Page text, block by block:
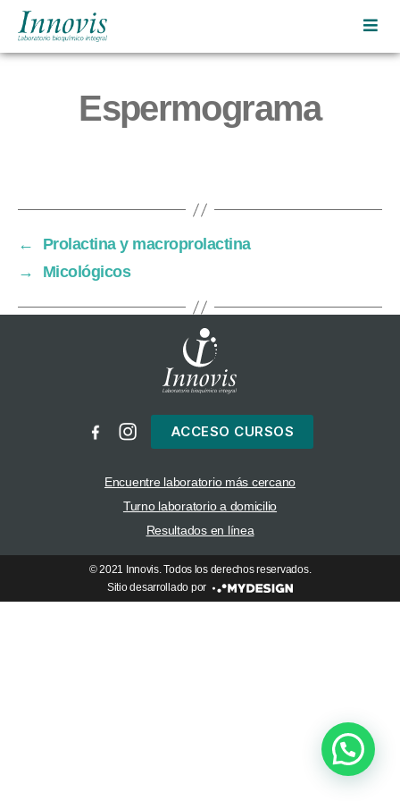
Innovis
bioquímicoEspermograma
←
Prolactina y macroprolactina
→
Micológicos
ACCESO CURSOS
Encuentre laboratorio más cercano
Turno laboratorio a domicilio
Resultados en línea
© 2021 Innovis. Todos los derechos reservados.
Sitio desarrollado por